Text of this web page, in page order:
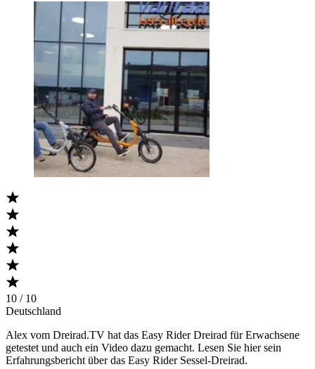
10 / 10
Deutschland
Alex vom Dreirad.TV hat das Easy Rider Dreirad für Erwachsene
getestet und auch ein Video dazu gemacht. Lesen Sie hier sein
Erfahrungsbericht über das Easy Rider Sessel-Dreirad.